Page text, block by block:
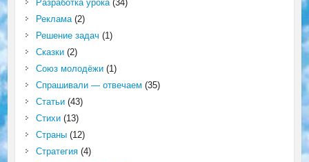
Разработка урока(34)
Реклама(2)
Решение задач (1)
Сказки(2)
Союз молодёжи(1)
Спрашивали — отвечаем (35)
Статьи(43)
Стихи(13)
Страны(12)
Стратегия(4)